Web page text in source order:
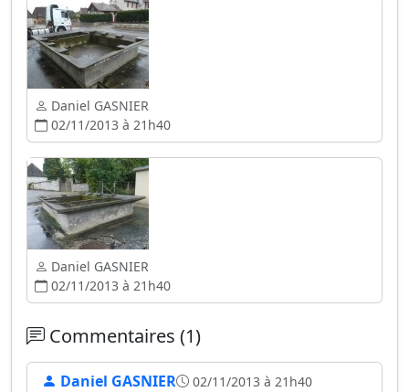
Daniel GASNIER
02/11/2013 à 21h40
Daniel GASNIER
02/11/2013 à 21h40
Commentaires (1)
Daniel GASNIER 02/11/2013 à 21h40